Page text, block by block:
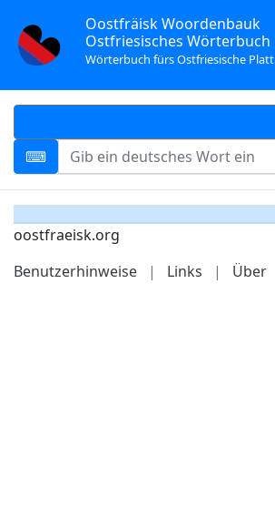
Oostfräisk Woordenbauk
Ostfriesisches Wörterbuch
Wörterbuch fürs Ostfriesische Platt
oostfraeisk.org
Benutzerhinweise
| Links | Über